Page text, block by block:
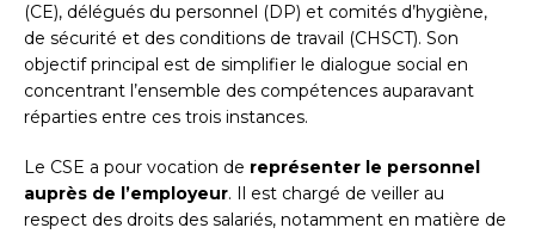
(CE), délégués du personnel (DP) et comités d’hygiène,
de sécurité et des conditions de travail (CHSCT). Son
objectif principal est de simplifier le dialogue social en
concentrant l’ensemble des compétences auparavant
réparties entre ces trois instances.
Le CSE a pour vocation de représenter le personnel
auprès de l’employeur. Il est chargé de veiller au
respect des droits des salariés, notamment en matière de